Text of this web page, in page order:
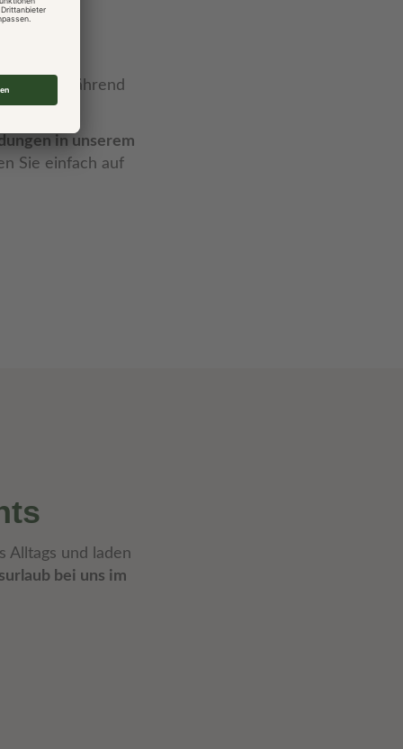
oder während
in unserem
Sie einfach auf
Alltags und laden
bei uns im